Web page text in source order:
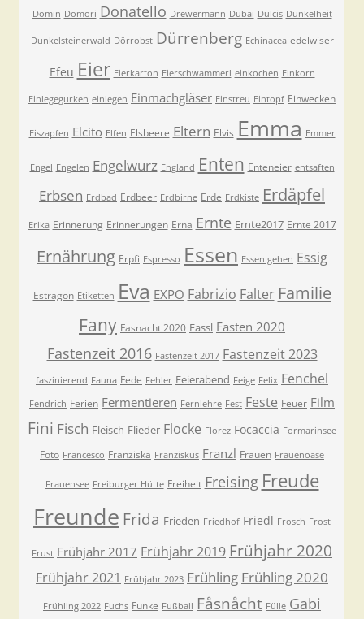
Domin Domori Donatello Drewermann Dubai Dulcis Dunkelheit
Dunkelsteinerwald Dörrobst Dürrenberg Echinacea edelwiser
Efeu Eier Eierkarton Eierschwammerl einkochen Einkorn
Einlegegurken einlegen Einmachgläser Einstreu Eintopf Einwecken
Eiszapfen Elcito Elfen Elsbeere Eltern Elvis Emma Emmer
Engel Engelen Engelwurz England Enten Enteneier entsaften
Erbsen Erdbad Erdbeer Erdbirne Erde Erdkiste Erdäpfel
Erika Erinnerung Erinnerungen Erna Ernte Ernte2017 Ernte 2017
Ernährung Erpfi Espresso Essen Essen gehen Essig
Estragon Etiketten Eva EXPO Fabrizio Falter Familie
Fany Fasnacht 2020 Fassl Fasten 2020
Fastenzeit 2016 Fastenzeit 2017 Fastenzeit 2023
faszinierend Fauna Fede Fehler Feierabend Feige Felix Fenchel
Fendrich Ferien Fermentieren Fernlehre Fest Feste Feuer Film
Fini Fisch Fleisch Flieder Flocke Florez Focaccia Formarinsee
Foto Francesco Franziska Franziskus Franzl Frauen Frauenoase
Frauensee Freiburger Hütte Freiheit Freising Freude
Freunde Frida Frieden Friedhof Friedl Frosch Frost
Frust Frühjahr 2017 Frühjahr 2019 Frühjahr 2020
Frühjahr 2021 Frühjahr 2023 Frühling Frühling 2020
Frühling 2022 Fuchs Funke Fußball Fåsnåcht Fülle Gabi